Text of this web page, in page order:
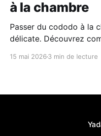
à la chambre
Passer du cododo à la
délicate. Découvrez
15 mai 2026 3 min de lecture